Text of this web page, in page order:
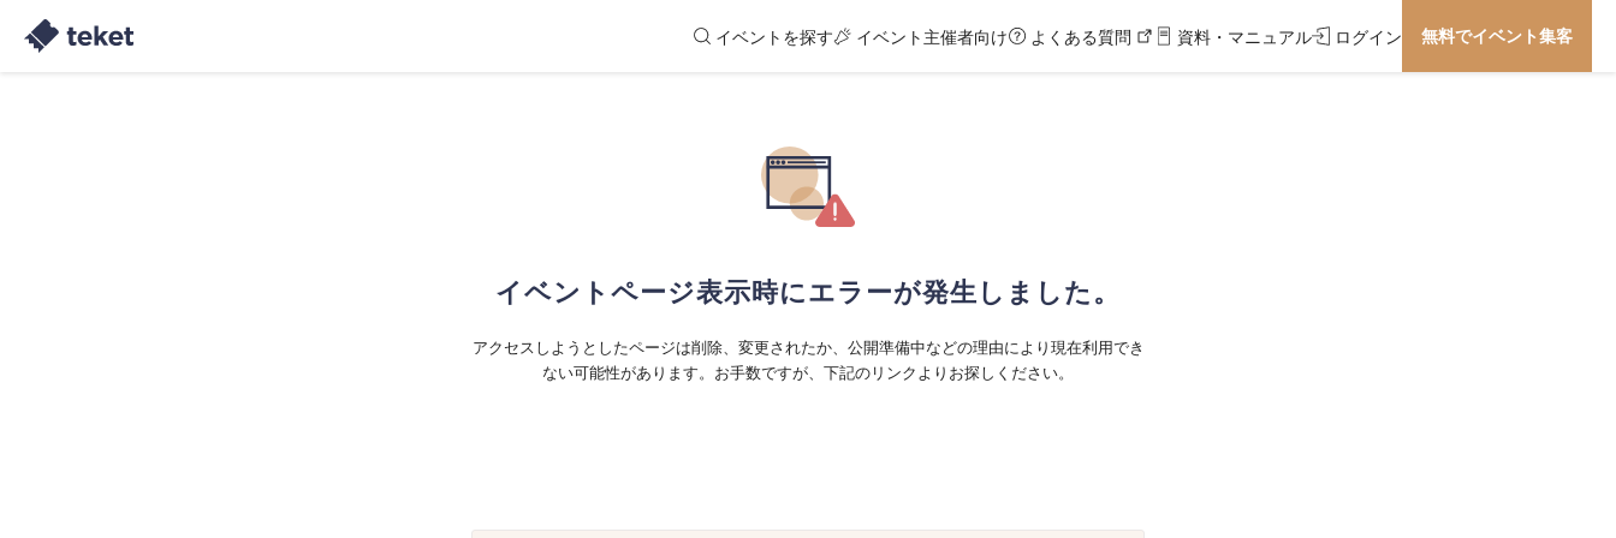
イベントを探す イベント主催者向け よくある質問 資料・マニュアル ログイン 無料でイベント集客
イベントページ表示時にエラーが発生しました。
アクセスしようとしたページは削除、変更されたか、公開準備中などの理由により現在利用でき
ない可能性があります。お手数ですが、下記のリンクよりお探しください。